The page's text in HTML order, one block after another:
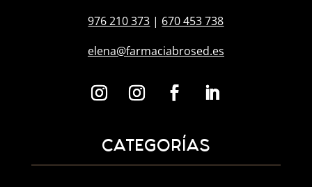
976 210 373 | 670 453 738
elena@farmaciabrosed.es
CATEGORÍAS